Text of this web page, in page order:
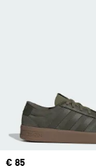
Precio
€ 85